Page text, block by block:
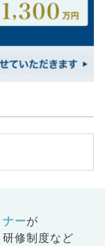
ーが
修制度など